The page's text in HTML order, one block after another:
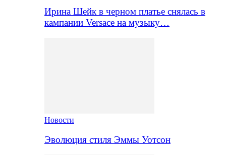
Ирина Шейк в черном платье снялась в
кампании Versace на музыку…
Новости
Эволюция стиля Эммы Уотсон